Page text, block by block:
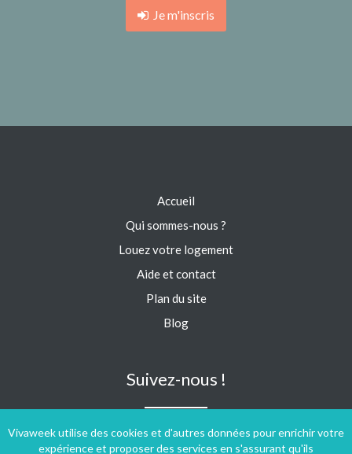
Je m'inscris
Vivaweek utilise des cookies et d'autres données pour enrichir votre
expérience et proposer des services en s'assurant qu'ils
Accueil
Qui sommes-nous ?
Louez votre logement
Aide et contact
Plan du site
Blog
Suivez-nous !